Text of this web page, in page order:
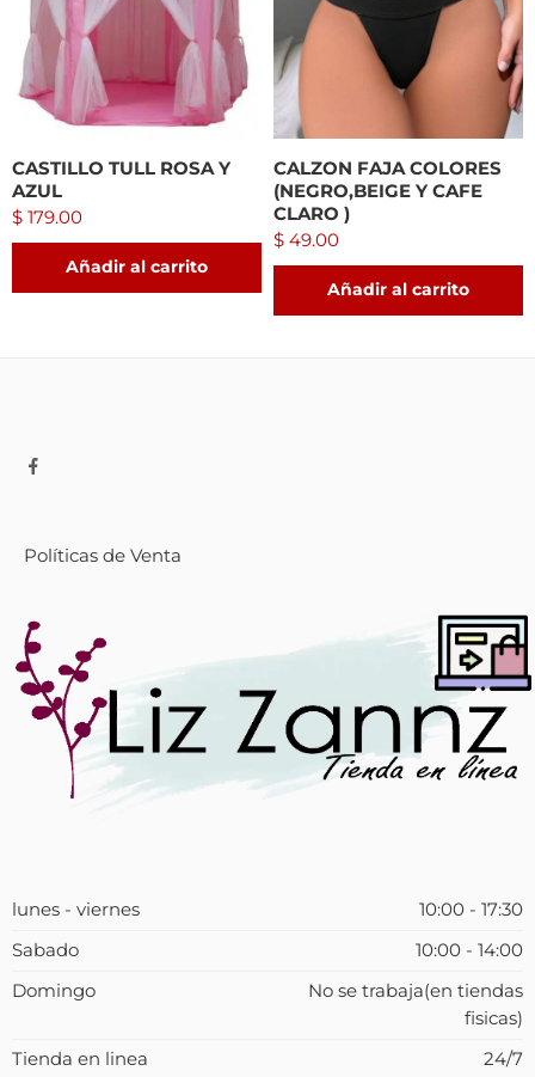
CASTILLO TULL ROSA Y
AZUL
$ 179.00
Añadir al carrito
CALZON FAJA COLORES
(NEGRO,BEIGE Y CAFE
CLARO )
$ 49.00
Añadir al carrito
Políticas de Venta
lunes - viernes
10:00 - 17:30
Sabado
10:00 - 14:00
Domingo
No se trabaja(en tiendas
fisicas)
Tienda en linea
24/7